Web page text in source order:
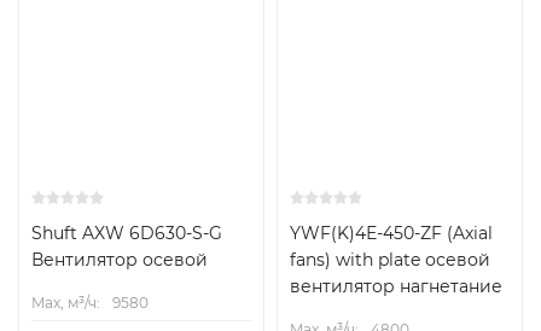
Shuft AXW 6D630-S-G
Вентилятор осевой
Max, м³/ч:
9580
YWF(K)4Е-450-ZF (Axial
fans) with plate осевой
вентилятор нагнетание